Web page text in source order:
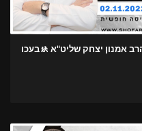
אמנון יצחק שליט"א 🚸בעכו